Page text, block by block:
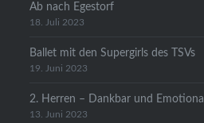
Ab nach Egestorf
18. Juli 2023
Ballet mit den Supergirls des TSVs
19. Juni 2023
2. Herren – Dankbar und Emotional
13. Juni 2023